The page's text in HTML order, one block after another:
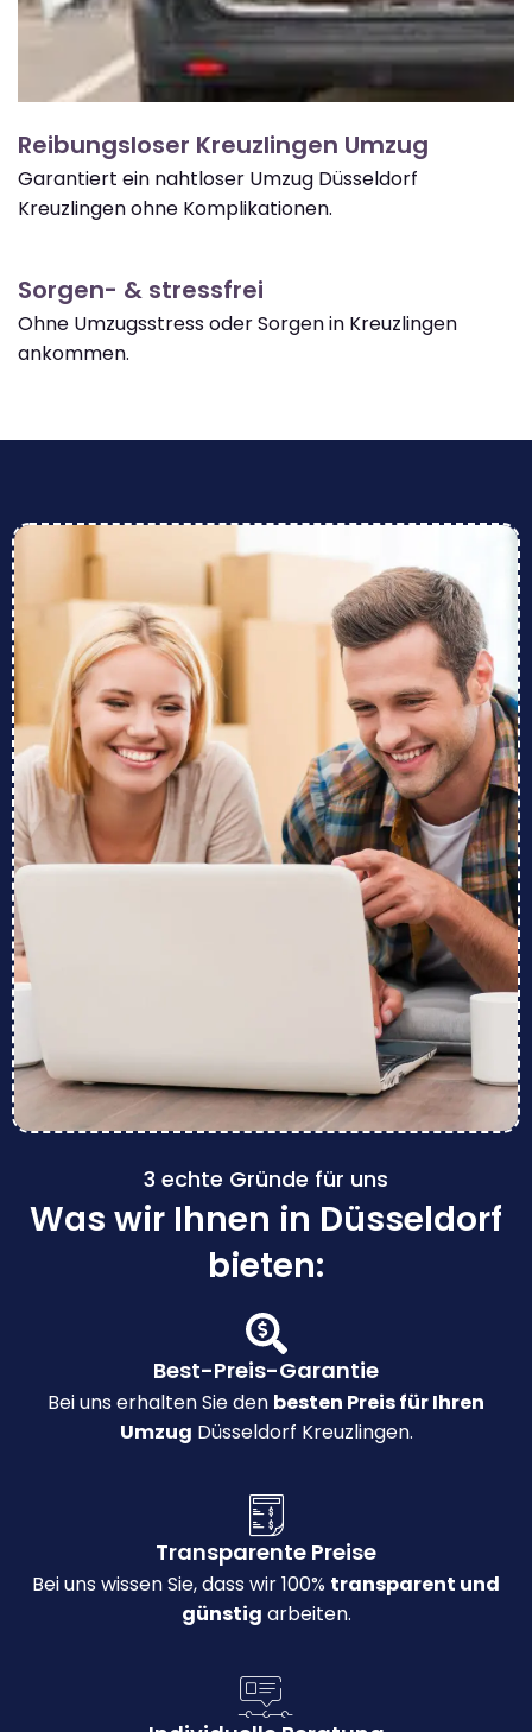
Reibungsloser Kreuzlingen Umzug
Garantiert ein nahtloser Umzug Düsseldorf
Kreuzlingen ohne Komplikationen.
Sorgen- & stressfrei
Ohne Umzugsstress oder Sorgen in Kreuzlingen
ankommen.
3 echte Gründe für uns
Was wir Ihnen in Düsseldorf
bieten:
Best-Preis-Garantie
Bei uns erhalten Sie den besten Preis für Ihren
Umzug Düsseldorf Kreuzlingen.
Transparente Preise
Bei uns wissen Sie, dass wir 100% transparent und
günstig arbeiten.